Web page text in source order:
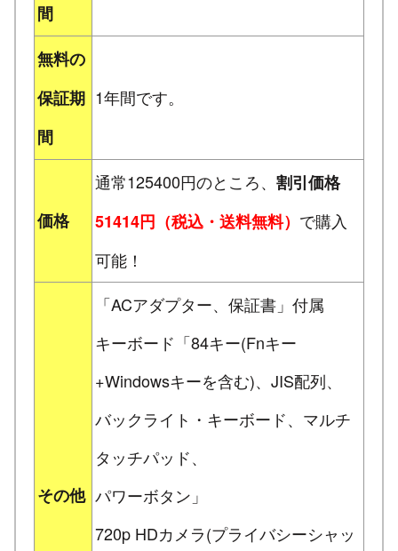
間
無料の
保証期
間
1年間です。
価格
通常125400円のところ、 割引価格
51414円（税込・送料無料） で購入
可能！
その他
「ACアダプター、保証書」付属
キーボード「84キー(Fnキー
+Windowsキーを含む)、JIS配列、
バックライト・キーボード、マルチ
タッチパッド、
パワーボタン」
720p HDカメラ(プライバシーシャッ